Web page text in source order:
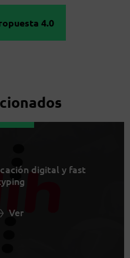
4.0
digital y fast
Ver